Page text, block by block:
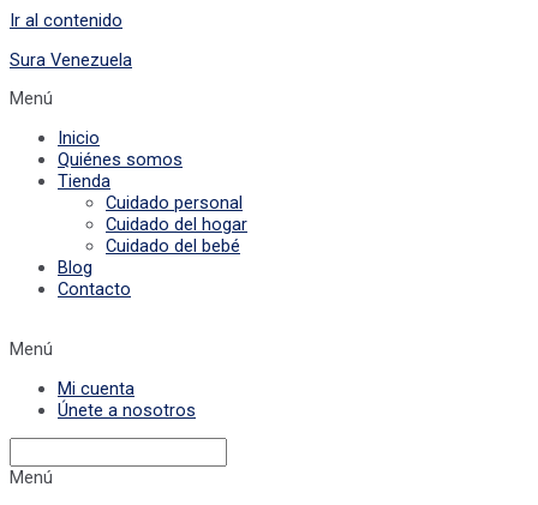
Ir al contenido
Sura Venezuela
Menú
Inicio
Quiénes somos
Tienda
Cuidado personal
Cuidado del hogar
Cuidado del bebé
Blog
Contacto
Menú
Mi cuenta
Únete a nosotros
Menú